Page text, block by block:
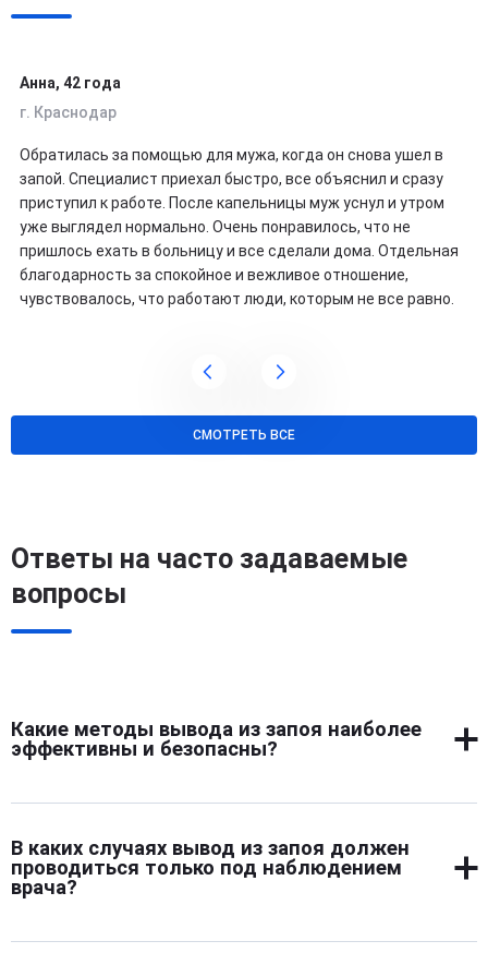
Анна, 42 года
г. Краснодар
Обратилась за помощью для мужа, когда он снова ушел в
запой. Специалист приехал быстро, все объяснил и сразу
приступил к работе. После капельницы муж уснул и утром
уже выглядел нормально. Очень понравилось, что не
пришлось ехать в больницу и все сделали дома. Отдельная
благодарность за спокойное и вежливое отношение,
чувствовалось, что работают люди, которым не все равно.
СМОТРЕТЬ ВСЕ
Ответы на часто задаваемые
вопросы
Какие методы вывода из запоя наиболее
эффективны и безопасны?
Наиболее эффективным считается медикаментозный
помогает стабилизировать состояние и очистить
организм от токсинов. Безопасность обеспечивается
В каких случаях вывод из запоя должен
проводиться только под наблюдением
врача?
Наблюдение врача необходимо при тяжелой